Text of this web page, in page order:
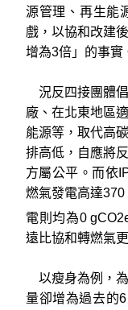
源管理、再生能
戲，以協和改建
增為3倍」的事實
況反四接團體
廠、在北東地區
能源等，取代高
排高低，自應將
方屬公平。而依
燃氣發電高達
電則均為0
遠比協和轉燃氣
以瘦身為例，
量卻增為過去的